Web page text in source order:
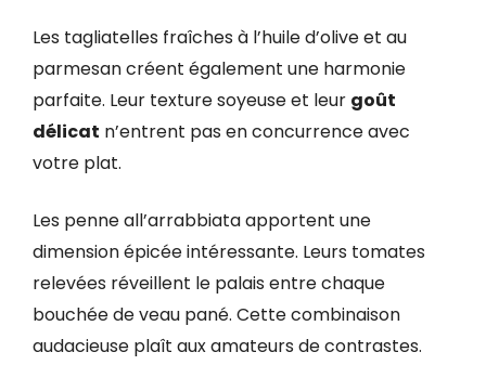
Les tagliatelles fraîches à l’huile d’olive et au
parmesan créent également une harmonie
parfaite. Leur texture soyeuse et leur goût
délicat n’entrent pas en concurrence avec
votre plat.
Les penne all’arrabbiata apportent une
dimension épicée intéressante. Leurs tomates
relevées réveillent le palais entre chaque
bouchée de veau pané. Cette combinaison
audacieuse plaît aux amateurs de contrastes.